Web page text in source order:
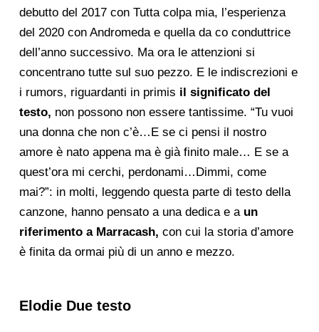
debutto del 2017 con Tutta colpa mia, l’esperienza
del 2020 con Andromeda e quella da co conduttrice
dell’anno successivo. Ma ora le attenzioni si
concentrano tutte sul suo pezzo. E le indiscrezioni e
i rumors, riguardanti in primis il significato del
testo, non possono non essere tantissime. “Tu vuoi
una donna che non c’è…E se ci pensi il nostro
amore è nato appena ma è già finito male… E se a
quest’ora mi cerchi, perdonami…Dimmi, come
mai?”: in molti, leggendo questa parte di testo della
canzone, hanno pensato a una dedica e a un
riferimento a Marracash, con cui la storia d’amore
è finita da ormai più di un anno e mezzo.
Elodie Due testo